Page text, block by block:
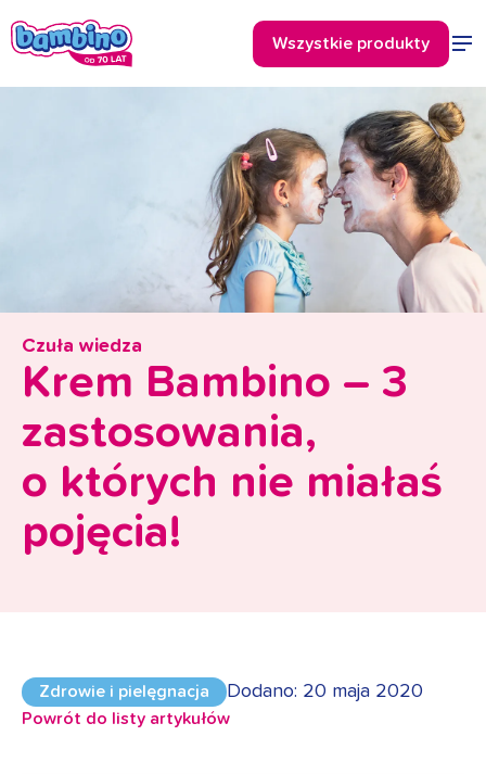
Czuła wiedza
Krem Bambino – 3
zastosowania,
o których nie miałaś
pojęcia!
Zdrowie i pielęgnacja Dodano: 20 maja 2020
Powrót do listy artykułów